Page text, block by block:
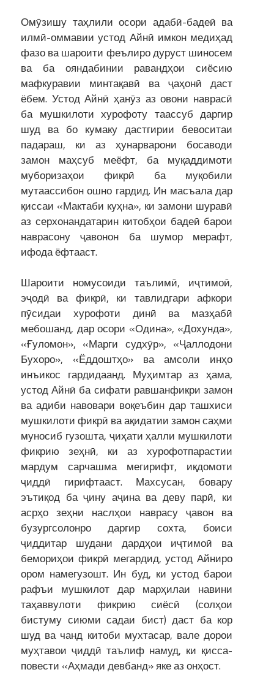
Омӯзишу таҳлили осори адабӣ-бадеӣ ва
илмӣ-оммавии устод Айнӣ имкон медиҳад
фазо ва шароити феълиро дуруст шиносем
ва ба ояндабинии равандҳои сиёсию
мафкуравии минтақавӣ ва ҷаҳонӣ даст
ёбем. Устод Айнӣ ҳанӯз аз овони наврасӣ
ба мушкилоти хурофоту таассуб даргир
шуд ва бо кумаку дастгирии бевоситаи
падараш, ки аз ҳунарварони босаводи
замон маҳсуб меёфт, ба муқаддимоти
муборизаҳои фикрӣ ба муқобили
мутаассибон ошно гардид. Ин масъала дар
қиссаи «Мактаби куҳна», ки замони шуравӣ
аз серхонандатарин китобҳои бадеӣ барои
наврасону ҷавонон ба шумор мерафт,
ифода ёфтааст.
Шароити номусоиди таълимӣ, иҷтимоӣ,
эҷодӣ ва фикрӣ, ки тавлидгари афкори
пӯсидаи хурофоти динӣ ва мазҳабӣ
мебошанд, дар осори «Одина», «Дохунда»,
«Ғуломон», «Марги судхӯр», «Ҷаллодони
Бухоро», «Ёддоштҳо» ва амсоли инҳо
инъикос гардидаанд. Муҳимтар аз ҳама,
устод Айнӣ ба сифати равшанфикри замон
ва адиби навовари воқеъбин дар ташхиси
мушкилоти фикрӣ ва ақидатии замон саҳми
муносиб гузошта, ҷиҳати ҳалли мушкилоти
фикрию зеҳнӣ, ки аз хурофотпарастии
мардум сарчашма мегирифт, иқдомоти
ҷиддӣ гирифтааст. Махсусан, бовару
эътиқод ба ҷину аҷина ва деву парӣ, ки
асрҳо зеҳни насл­ҳои наврасу ҷавон ва
бузургсолонро даргир сохта, боиси
ҷиддитар шудани дардҳои иҷтимоӣ ва
бемориҳои фикрӣ мегардид, устод Айниро
ором намегузошт. Ин буд, ки устод барои
рафъи мушкилот дар марҳилаи навини
таҳаввулоти фикрию сиёсӣ (солҳои
бистуму сиюми садаи бист) даст ба кор
шуд ва чанд китоби мухтасар, вале дорои
муҳтавои ҷиддӣ таълиф намуд, ки қисса-
повести «Аҳмади девбанд» яке аз онҳост.